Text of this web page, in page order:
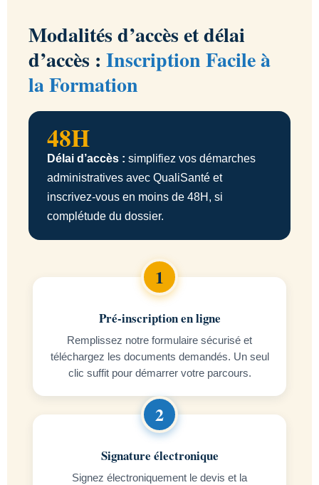
Modalités d’accès et délai
d’accès : Inscription Facile à
la Formation
48H
Délai d’accès : simplifiez vos démarches
administratives avec QualiSanté et
inscrivez-vous en moins de 48H, si
complétude du dossier.
Pré-inscription en ligne
Remplissez notre formulaire sécurisé et
téléchargez les documents demandés. Un seul
clic suffit pour démarrer votre parcours.
Signature électronique
Signez électroniquement le devis et la